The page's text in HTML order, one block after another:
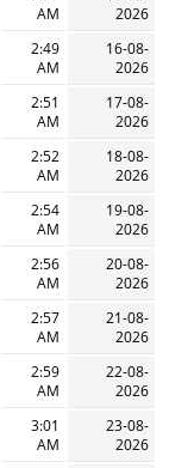
2026
AM
16-08-
2026
2:49
AM
17-08-
2026
2:51
AM
18-08-
2026
2:52
AM
19-08-
2026
2:54
AM
20-08-
2026
2:56
AM
21-08-
2026
2:57
AM
22-08-
2026
2:59
AM
23-08-
2026
3:01
AM